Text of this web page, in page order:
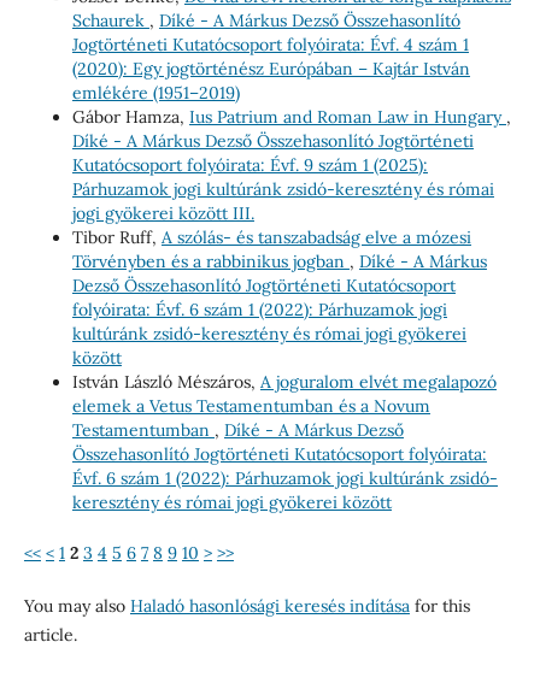
Schaurek , Díké - A Márkus Dezső Összehasonlító
Jogtörténeti Kutatócsoport folyóirata: Évf. 4 szám 1
(2020): Egy jogtörténész Európában – Kajtár István
emlékére (1951–2019)
Gábor Hamza, Ius Patrium and Roman Law in Hungary ,
Díké - A Márkus Dezső Összehasonlító Jogtörténeti
Kutatócsoport folyóirata: Évf. 9 szám 1 (2025):
Párhuzamok jogi kultúránk zsidó-keresztény és római
jogi gyökerei között III.
Tibor Ruff, A szólás- és tanszabadság elve a mózesi
Törvényben és a rabbinikus jogban , Díké - A Márkus
Dezső Összehasonlító Jogtörténeti Kutatócsoport
folyóirata: Évf. 6 szám 1 (2022): Párhuzamok jogi
kultúránk zsidó-keresztény és római jogi gyökerei
között
István László Mészáros, A joguralom elvét megalapozó
elemek a Vetus Testamentumban és a Novum
Testamentumban , Díké - A Márkus Dezső
Összehasonlító Jogtörténeti Kutatócsoport folyóirata:
Évf. 6 szám 1 (2022): Párhuzamok jogi kultúránk zsidó-
keresztény és római jogi gyökerei között
<< < 1 2 3 4 5 6 7 8 9 10 > >>
You may also Haladó hasonlósági keresés indításafor this
article.